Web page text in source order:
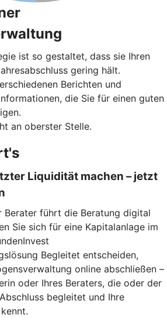
ist so gestaltet, dass sie Ihren
gering hält.
Berichten und
die Sie für einen guten
an oberster Stelle.
Liquidität machen – jetzt
Berater führt die Beratung digital
Sie sich für eine Kapitalanlage im
Begleitet entscheiden,
online abschließen –
oder Ihres Beraters, die oder der
begleitet und Ihre